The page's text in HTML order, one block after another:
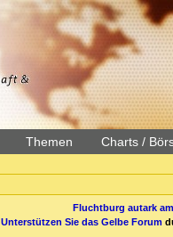
Themen Charts /
Fluchtburg autark
Unterstützen Sie das Gelbe Forum